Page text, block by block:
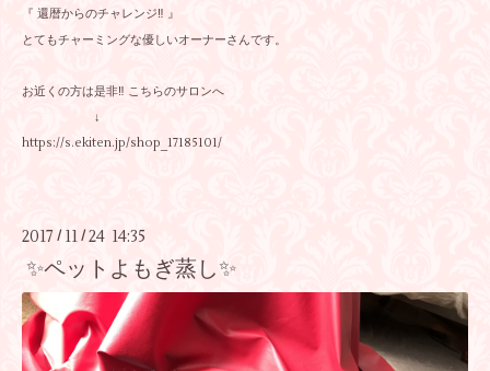
『 還暦からのチャレンジ‼︎ 』
とてもチャーミングな優しいオーナーさんです。
お近くの方は是非‼︎ こちらのサロンへ
↓
https://s.ekiten.jp/shop_17185101/
2017 / 11 / 24 14:35
✨ペットよもぎ蒸し✨